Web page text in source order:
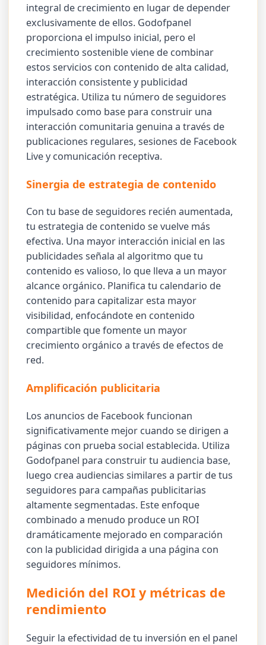
integral de crecimiento en lugar de depender
exclusivamente de ellos. Godofpanel
proporciona el impulso inicial, pero el
crecimiento sostenible viene de combinar
estos servicios con contenido de alta calidad,
interacción consistente y publicidad
estratégica. Utiliza tu número de seguidores
impulsado como base para construir una
interacción comunitaria genuina a través de
publicaciones regulares, sesiones de Facebook
Live y comunicación receptiva.
Sinergia de estrategia de contenido
Con tu base de seguidores recién aumentada,
tu estrategia de contenido se vuelve más
efectiva. Una mayor interacción inicial en las
publicidades señala al algoritmo que tu
contenido es valioso, lo que lleva a un mayor
alcance orgánico. Planifica tu calendario de
contenido para capitalizar esta mayor
visibilidad, enfocándote en contenido
compartible que fomente un mayor
crecimiento orgánico a través de efectos de
red.
Amplificación publicitaria
Los anuncios de Facebook funcionan
significativamente mejor cuando se dirigen a
páginas con prueba social establecida. Utiliza
Godofpanel para construir tu audiencia base,
luego crea audiencias similares a partir de tus
seguidores para campañas publicitarias
altamente segmentadas. Este enfoque
combinado a menudo produce un ROI
dramáticamente mejorado en comparación
con la publicidad dirigida a una página con
seguidores mínimos.
Medición del ROI y métricas de
rendimiento
Seguir la efectividad de tu inversión en el panel